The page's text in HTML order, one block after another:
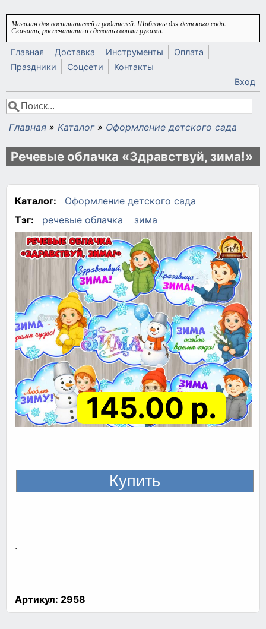
Перейти к основному содержанию
Магазин для воспитателей и родителей. Шаблоны для детского сада.
Скачать, распечатать и сделать своими руками.
Главная Доставка Инструменты
Оплата
Праздники
Соцсети
Контакты
Вход
Форма поиска
Поиск
Вы здесь
Главная » Каталог » Оформление детского сада
Речевые облачка «Здравствуй, зима!»
Каталог:
Оформление детского сада
Тэг:
речевые облачка зима
145.00 р.
.
Артикул: 2958